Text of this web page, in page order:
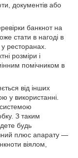
документів або
банкнот на
стати в нагоді в
ресторанах.
розміри і
помічником в
від інших
у використанні.
З таким
будь
плюс апарату ―
віялом,